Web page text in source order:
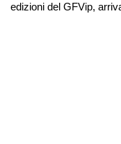
edizioni del GFVip,